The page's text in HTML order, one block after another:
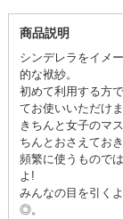
商品説明
シンデレラをイメ
的な袱紗。
初めて利用する方
てお使いいただけま
きちんと女子のマ
ちんとおさえてお
頻繁に使うもので
よ!
みんなの目を引く
◎。